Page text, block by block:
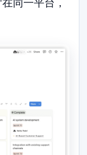
同一平台，